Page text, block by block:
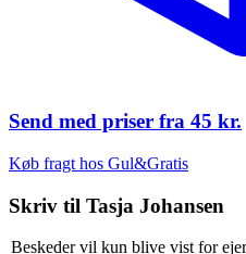
Send med priser fra 45 kr.
Køb fragt hos Gul&Gratis
Skriv til Tasja Johansen
Beskeder vil kun blive vist for